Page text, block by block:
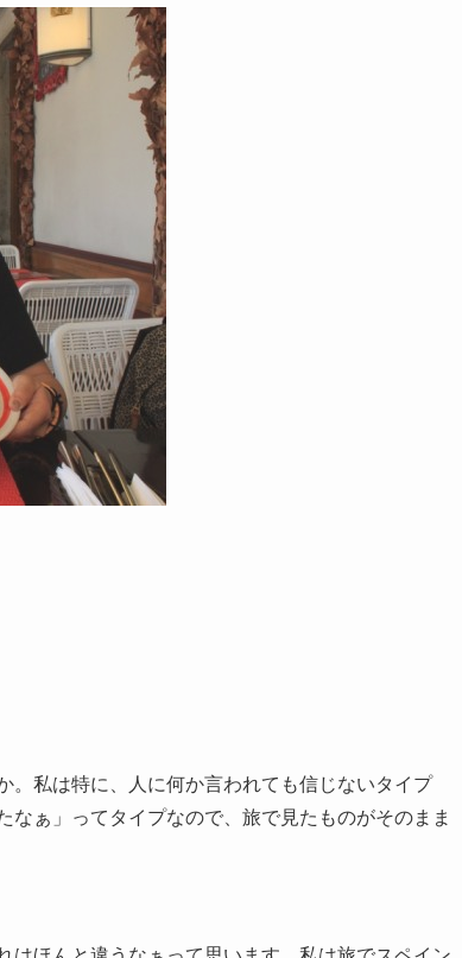
。私は特に、人に何か言われても信じないタイプ
ぁ」ってタイプなので、旅で見たものがそのまま